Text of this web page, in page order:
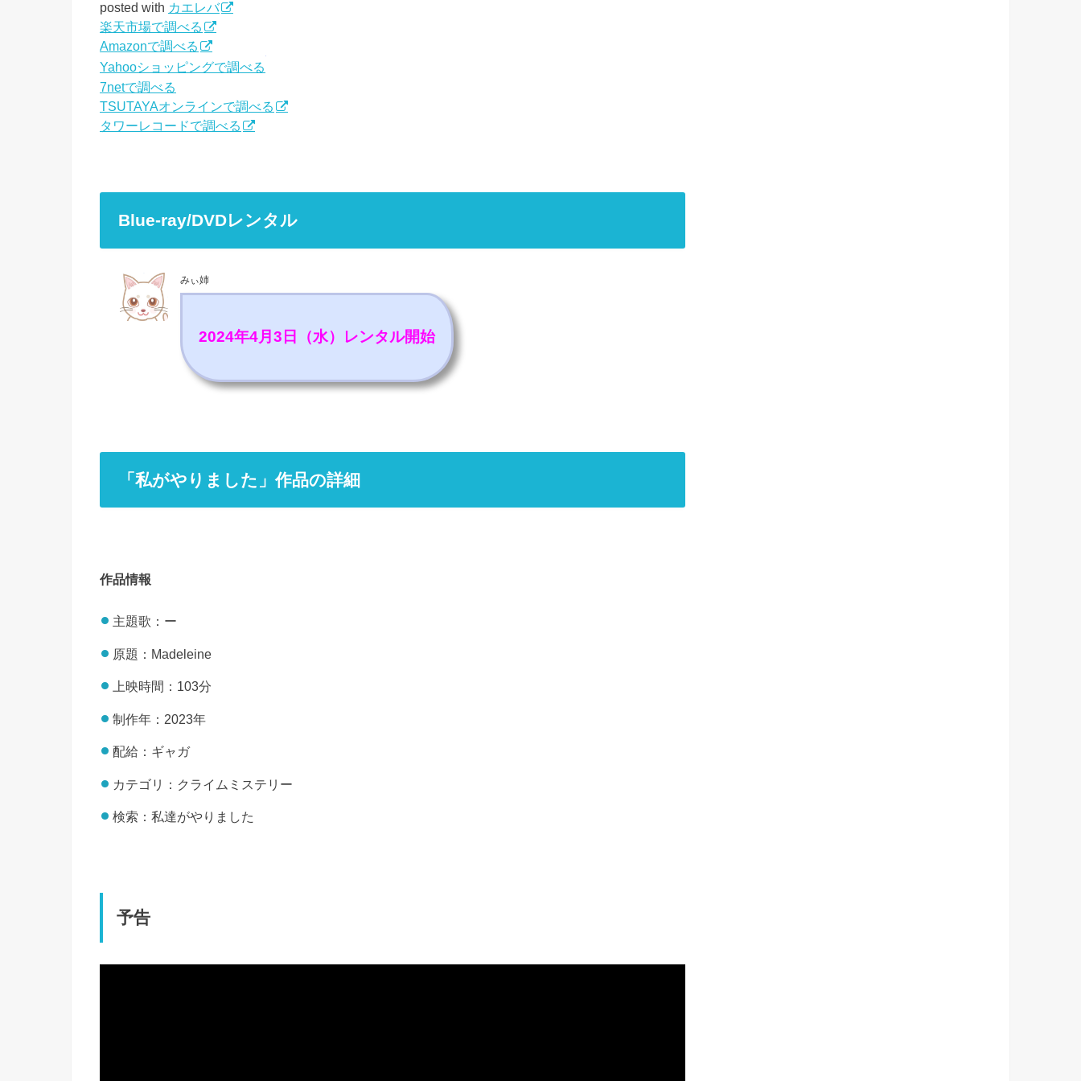
posted with カエレバ
楽天市場で調べる
Amazonで調べる
Yahooショッピングで調べる
7netで調べる
TSUTAYAオンラインで調べる
タワーレコードで調べる
Blue-ray/DVDレンタル
みぃ姉
2024年4月3日（水）レンタル開始
「私がやりました」作品の詳細
作品情報
主題歌：ー
原題：Madeleine
上映時間：103分
制作年：2023年
配給：ギャガ
カテゴリ：クライムミステリー
検索：私達がやりました
予告